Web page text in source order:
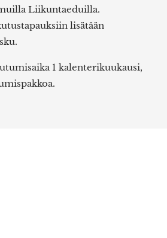
Liikuntaeduilla.
lisätään
1 kalenterikuukausi,